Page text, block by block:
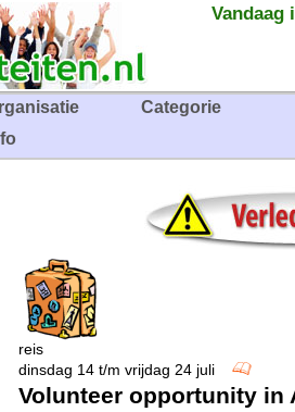
Vandaag
Categorie
reis
dinsdag 14 t/m vrijdag 24 juli
Volunteer opportunity in